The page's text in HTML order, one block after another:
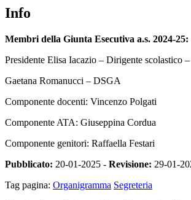
Info
Membri della Giunta Esecutiva a.s. 2024-25:
Presidente Elisa Iacazio – Dirigente scolastico
Gaetana Romanucci – DSGA
Componente docenti: Vincenzo Polgati
Componente ATA: Giuseppina Cordua
Componente genitori: Raffaella Festari
Pubblicato: 20-01-2025 - Revisione: 29-01-
Tag pagina: Organigramma Segreteria